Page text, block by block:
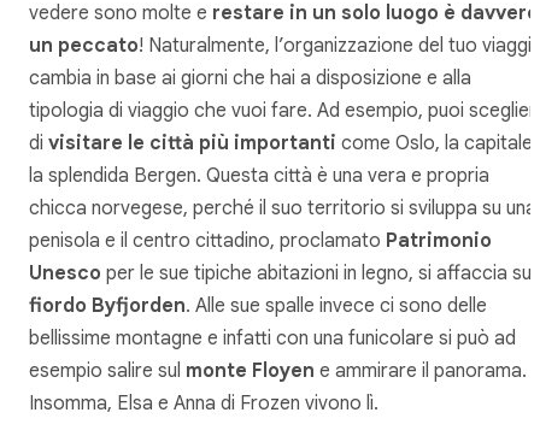
vedere sono molte e restare in un solo luogo è davvero
un peccato! Naturalmente, l’organizzazione del tuo
cambia in base ai giorni che hai a disposizione e alla
tipologia di viaggio che vuoi fare. Ad esempio, puoi
di visitare le città più importanti come Oslo, la capitale
la splendida Bergen. Questa città è una vera e propria
chicca norvegese, perché il suo territorio si sviluppa su una
penisola e il centro cittadino, proclamato Patrimonio
Unesco per le sue tipiche abitazioni in legno, si affaccia sul
fiordo Byfjorden. Alle sue spalle invece ci sono delle
bellissime montagne e infatti con una funicolare si può ad
esempio salire sul monte Floyen e ammirare il panorama.
Insomma, Elsa e Anna di Frozen vivono lì.